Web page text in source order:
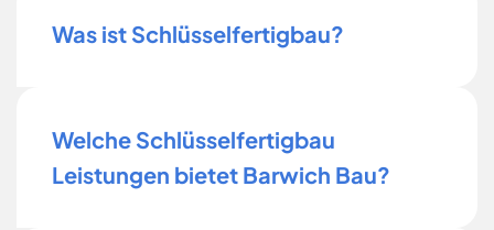
Was ist Schlüsselfertigbau?
Welche Schlüsselfertigbau
Leistungen bietet Barwich Bau?